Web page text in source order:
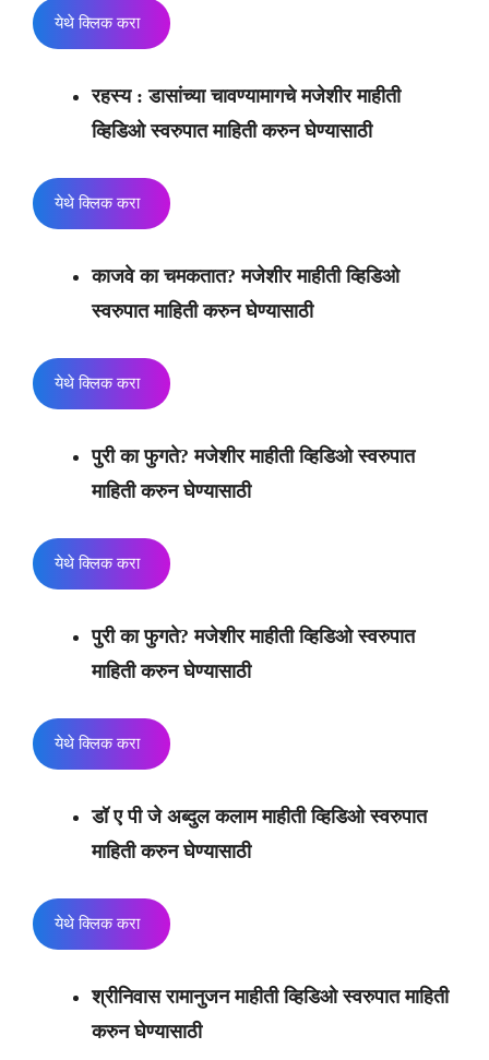
येथे क्लिक करा
रहस्य : डासांच्या चावण्यामागचे मजेशीर माहीती
व्हिडिओ स्वरुपात माहिती करुन घेण्यासाठी
येथे क्लिक करा
काजवे का चमकतात? मजेशीर माहीती व्हिडिओ
स्वरुपात माहिती करुन घेण्यासाठी
येथे क्लिक करा
पुरी का फुगते?मजेशीर माहीती व्हिडिओ स्वरुपात
माहिती करुन घेण्यासाठी
येथे क्लिक करा
पुरी का फुगते?मजेशीर माहीती व्हिडिओ स्वरुपात
माहिती करुन घेण्यासाठी
येथे क्लिक करा
डॉ ए पी जे अब्दुल कलाम माहीती व्हिडिओ स्वरुपात
माहिती करुन घेण्यासाठी
येथे क्लिक करा
श्रीनिवास रामानुजन माहीती व्हिडिओ स्वरुपात माहिती
करुन घेण्यासाठी